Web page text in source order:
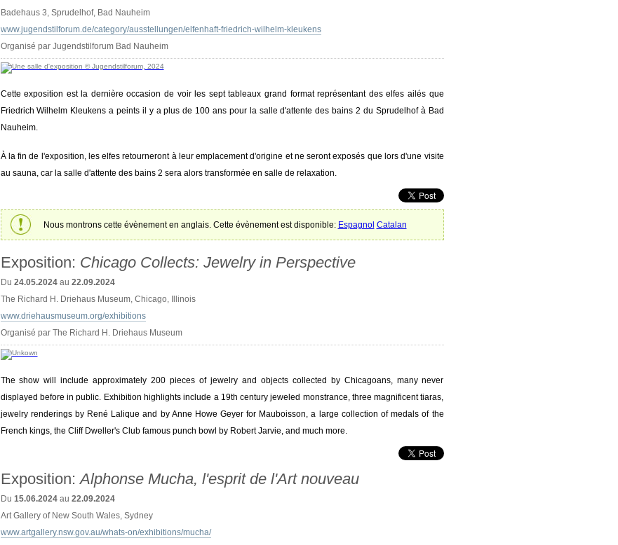
Badehaus 3, Sprudelhof, Bad Nauheim
www.jugendstilforum.de/category/ausstellungen/elfenhaft-friedrich-wilhelm-kleukens
Organisé par Jugendstilforum Bad Nauheim
Cette exposition est la dernière occasion de voir les sept tableaux grand format représentant des elfes ailés que
Friedrich Wilhelm Kleukens a peints il y a plus de 100 ans pour la salle d'attente des bains 2 du Sprudelhof à Bad
Nauheim.
À la fin de l'exposition, les elfes retourneront à leur emplacement d'origine et ne seront exposés que lors d'une visite
au sauna, car la salle d'attente des bains 2 sera alors transformée en salle de relaxation.
Nous montrons cette évènement en anglais. Cette évènement est disponible: Espagnol Catalan
Exposition: Chicago Collects: Jewelry in Perspective
Du 24.05.2024au 22.09.2024
The Richard H. Driehaus Museum, Chicago, Illinois
www.driehausmuseum.org/exhibitions
Organisé par The Richard H. Driehaus Museum
The show will include approximately 200 pieces of jewelry and objects collected by Chicagoans, many never
displayed before in public. Exhibition highlights include a 19th century jeweled monstrance, three magnificent tiaras,
jewelry renderings by René Lalique and by Anne Howe Geyer for Mauboisson, a large collection of medals of the
French kings, the Cliff Dweller's Club famous punch bowl by Robert Jarvie, and much more.
Exposition:Alphonse Mucha, l'esprit de l'Art nouveau
Du 15.06.2024au 22.09.2024
Art Gallery of New South Wales, Sydney
www.artgallery.nsw.gov.au/whats-on/exhibitions/mucha/